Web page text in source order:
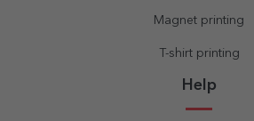
Magnet printing
T-shirt printing
Help